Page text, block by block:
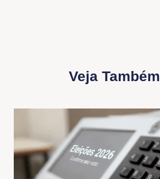
Veja Também